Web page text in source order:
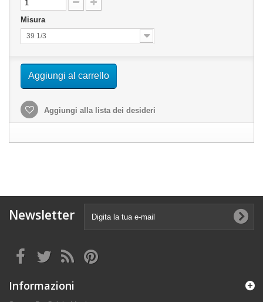
Misura
39 1/3
Aggiungi al carrello
Aggiungi alla lista dei desideri
Newsletter
Informazioni